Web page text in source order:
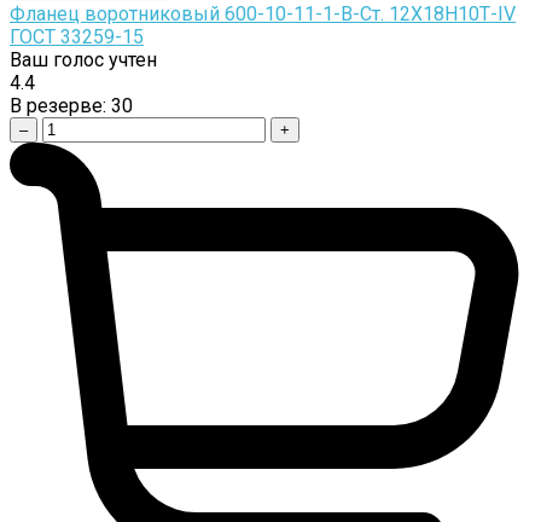
Фланец воротниковый 600-10-11-1-B-Cт. 12Х18Н10Т-IV
ГОСТ 33259-15
Ваш голос учтен
4.4
В резерве: 30
– +